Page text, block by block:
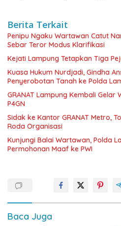
Berita Terkait
Penipu Ngaku Wartawan Catut
Sebar Teror Modus Klarifikasi
Kejati Lampung Tetapkan Tiga
Kuasa Hukum Nurdjadi, Gindha
Penyerobotan Tanah ke Polda
GRANAT Lampung Kembali Gelar
P4GN
‎Sidak ke Kantor GRANAT Metro,
Roda Organisasi
Kunjungi Balai Wartawan, Polda
Permohonan Maaf ke PWI
Baca Juga